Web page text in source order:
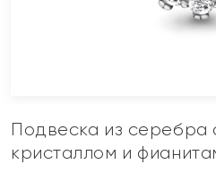
Подвеска из
кристаллом и